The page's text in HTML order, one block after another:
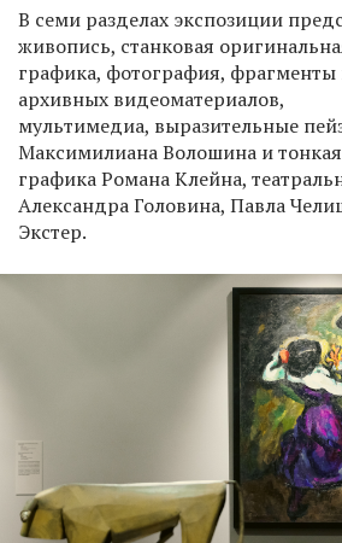
В семи разделах экспозиции
живопись, станковая
графика, фотография,
архивных видеоматериалов,
мультимедиа, выразительные
Максимилиана Волошина и тонкая
графика Романа Клейна,
Александра Головина, Павла
Экстер.